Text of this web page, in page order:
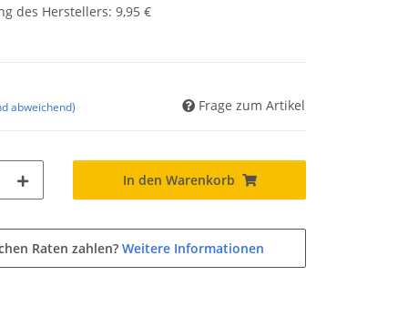
des Herstellers: 9,95 €
abweichend) Frage zum Artikel
In den Warenkorb
Raten zahlen? Weitere Informationen